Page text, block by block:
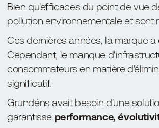
Bien qu'efficaces du point de vue
pollution environnementale et sont
Ces dernières années, la marque
Cependant, le manque
consommateurs en matière
significatif.
Grundéns avait besoin d'une
garantisse performance,